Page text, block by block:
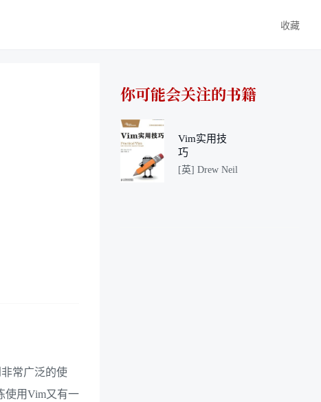
收藏
常广泛的使
使用Vim又有一
你可能会关注的书籍
Vim实用技
巧
[英] Drew Neil